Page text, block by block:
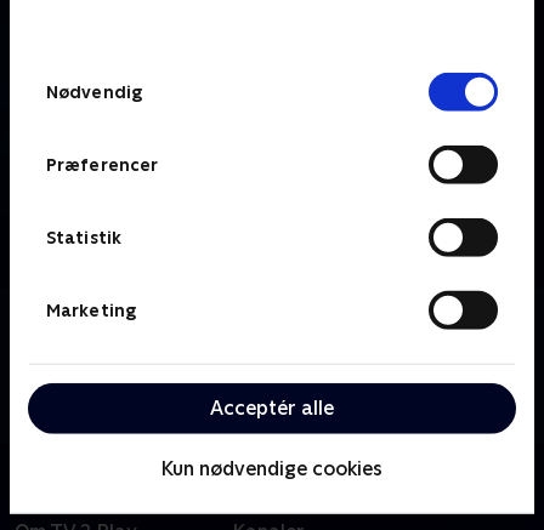
Nødvendig
Præferencer
Statistik
Marketing
Acceptér alle
Kun nødvendige cookies
Om Kommissær Bancroft
Elizabeth Bancrofts personlige og professionelle liv
til at kollidere, konfronteres hun med en ny fjende.